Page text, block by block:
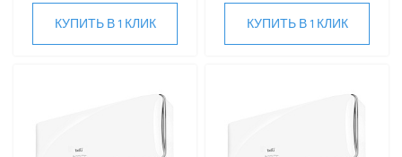
Серия Olympio Legend
Серия Tessey
DAICOND
КУПИТЬ В 1 КЛИК КУПИТЬ В 1 КЛИК